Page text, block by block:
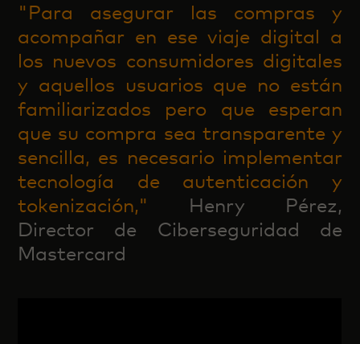
"Para asegurar las compras y
acompañar en ese viaje digital a
los nuevos consumidores digitales
y aquellos usuarios que no están
familiarizados pero que esperan
que su compra sea transparente y
sencilla, es necesario implementar
tecnología de autenticación y
tokenización,"
Henry Pérez,
Director de Ciberseguridad de
Mastercard